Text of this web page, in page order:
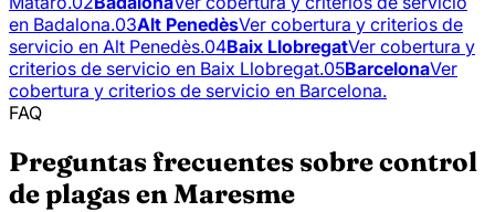
en Badalona.03Alt PenedèsVer cobertura y criterios de
servicio en Alt Penedès.04Baix LlobregatVer cobertura y
criterios de servicio en Baix Llobregat.05BarcelonaVer
cobertura y criterios de servicio en Barcelona.
FAQ
Preguntas frecuentes sobre control
de plagas en Maresme